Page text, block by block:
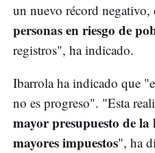
un nuevo récord negativo,
personas en riesgo de
registros", ha indicado.
Ibarrola ha indicado que
no es progreso". "Esta
mayor presupuesto de
mayores impuestos", ha